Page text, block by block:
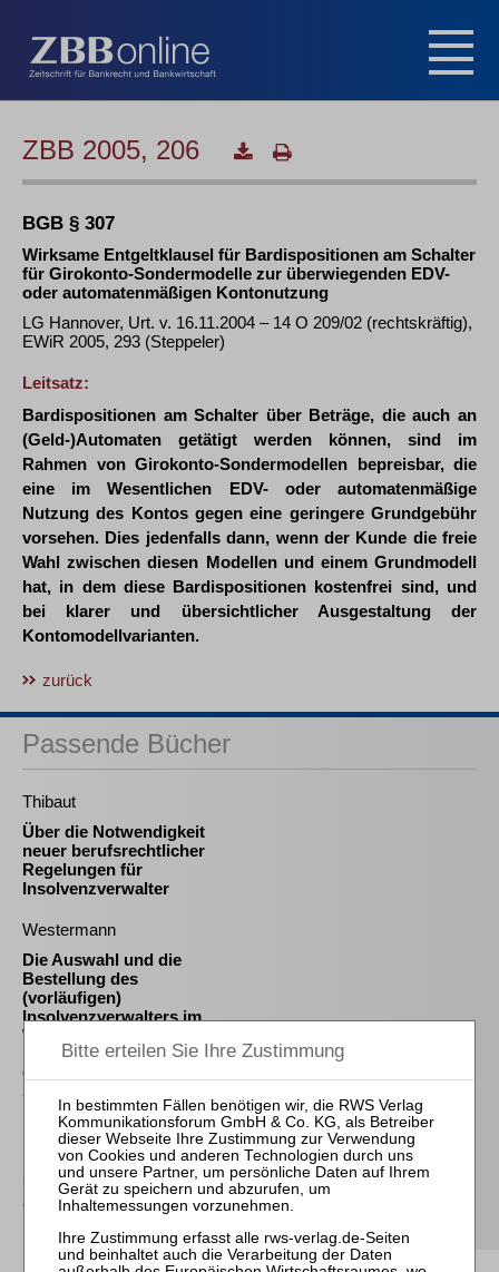
ZBB 2005, 206
BGB § 307
Wirksame Entgeltklausel für Bardispositionen am Schalter
für Girokonto-Sondermodelle zur überwiegenden EDV-
oder automatenmäßigen Kontonutzung
LG Hannover, Urt. v. 16.11.2004 – 14 O 209/02 (rechtskräftig),
EWiR 2005, 293 (Steppeler)
Leitsatz:
Bardispositionen am Schalter über Beträge, die auch an
(Geld-)Automaten getätigt werden können, sind im
Rahmen von Girokonto-Sondermodellen bepreisbar, die
eine im Wesentlichen EDV- oder automatenmäßige
Nutzung des Kontos gegen eine geringere Grundgebühr
vorsehen. Dies jedenfalls dann, wenn der Kunde die freie
Wahl zwischen diesen Modellen und einem Grundmodell
hat, in dem diese Bardispositionen kostenfrei sind, und
bei klarer und übersichtlicher Ausgestaltung der
Kontomodellvarianten.
zurück
Passende Bücher
Thibaut
Über die Notwendigkeit
neuer berufsrechtlicher
Regelungen für
Insolvenzverwalter
Westermann
Die Auswahl und die
Bestellung des
(vorläufigen)
Insolvenzverwalters im
Widerstreit der
Interessen von
Gläubigern und
Schuldner
Frind (Hrsg.)
Best Practice Insolvenz-
Sanierungsverwaltung